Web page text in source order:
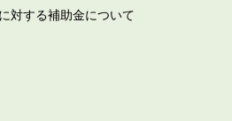
対する補助金について